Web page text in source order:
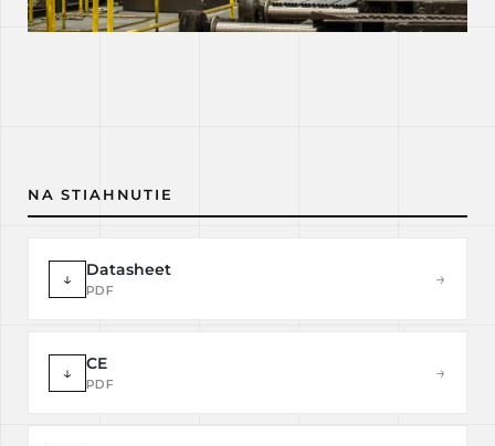
NA STIAHNUTIE
↓ Datasheet
PDF
→
↓ CE
PDF
→